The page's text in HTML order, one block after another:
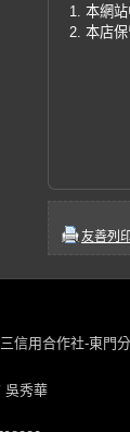
1. 本網
2. 本店
友善列
信用合作社-東門
吳秀華